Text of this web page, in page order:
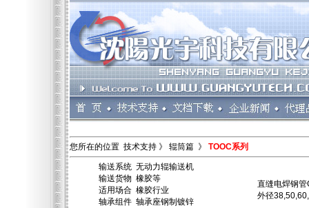
您所在的位置 技术支持 》 辊筒篇 》 TOOC系列
输送系统 无动力辊输送机
输送货物 橡胶等
适用场合 橡胶行业
轴承组件 轴承座钢制镀锌
直缝电焊钢
外径